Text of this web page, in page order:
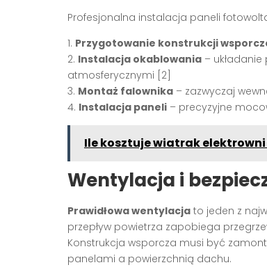
Profesjonalna instalacja paneli
1. Przygotowanie konstrukcji
2. Instalacja okablowania –
atmosferycznymi [2]
3. Montaż falownika – zazwyczaj
4. Instalacja paneli – precyzyjne
Ile kosztuje wiatrak
Wentylacja i
Prawidłowa wentylacja to jeden z
przepływ powietrza zapobiega
Konstrukcja wsporcza musi być
panelami a powierzchnią dachu.